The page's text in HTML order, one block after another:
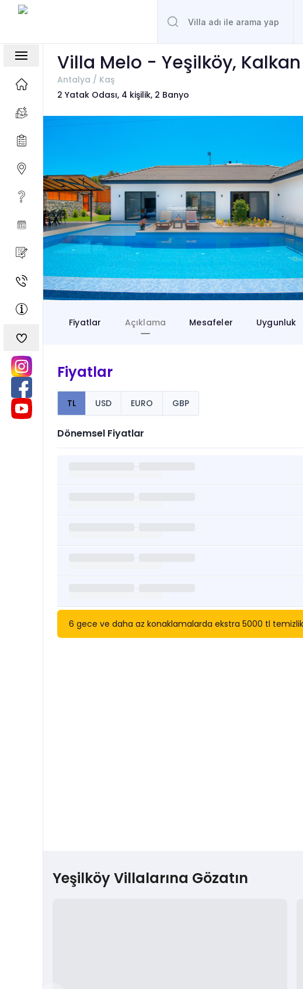
Villa Melo - Yeşilköy, Kalkan
Antalya / Kaş
2 Yatak Odası, 4 kişilik, 2 Banyo
Fiyatlar
Açıklama Mesafeler Uygunluk
Fiyatlar
TL USD EURO GBP
Dönemsel Fiyatlar
6 gece ve daha az konaklamalarda ekstra 5000 tl
Yeşilköy Villalarına Gözatın